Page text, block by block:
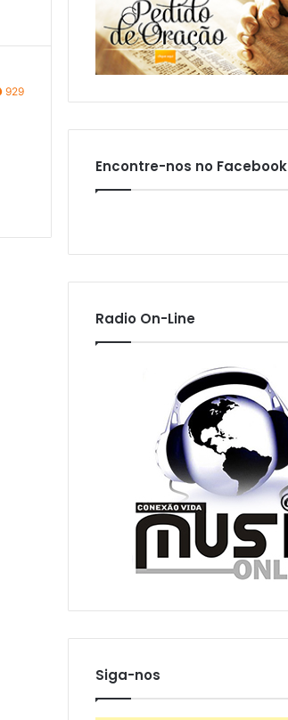
929
Encontre-nos no Facebook
Radio On-Line
Siga-nos